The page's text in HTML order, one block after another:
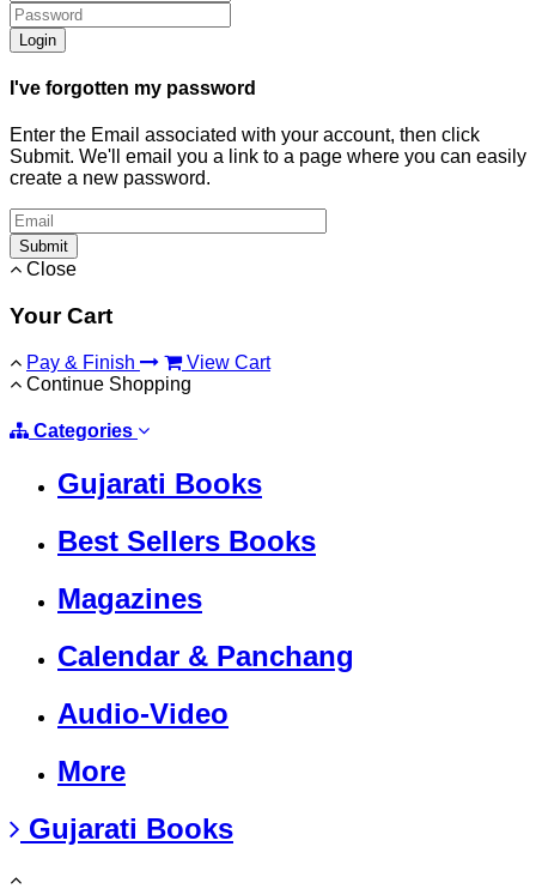
Login
I've forgotten my password
Enter the Email associated with your account, then click
Submit. We'll email you a link to a page where you can easily
create a new password.
Submit
Close
Your Cart
Pay & Finish
View Cart
Continue Shopping
Categories
Gujarati Books
Best Sellers Books
Magazines
Calendar & Panchang
Audio-Video
More
Gujarati Books